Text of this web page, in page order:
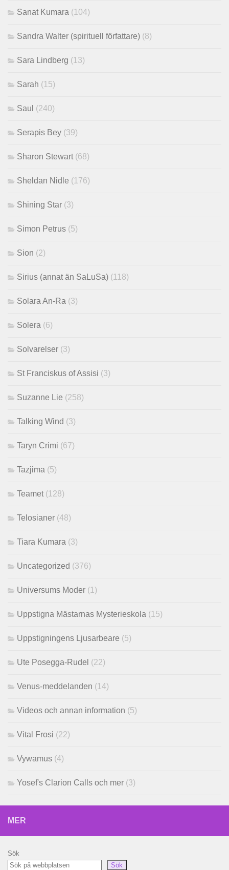
Sanat Kumara (104)
Sandra Walter (spirituell författare) (8)
Sara Lindberg (13)
Sarah (15)
Saul (240)
Serapis Bey (39)
Sharon Stewart (68)
Sheldan Nidle (176)
Shining Star (3)
Simon Petrus (5)
Sion (2)
Sirius (annat än SaLuSa) (118)
Solara An-Ra (3)
Solera (6)
Solvarelser (3)
St Franciskus of Assisi (3)
Suzanne Lie (258)
Talking Wind (3)
Taryn Crimi (67)
Tazjima (5)
Teamet (128)
Telosianer (48)
Tiara Kumara (3)
Uncategorized (376)
Universums Moder (1)
Uppstigna Mästarnas Mysterieskola (15)
Uppstigningens Ljusarbeare (5)
Ute Posegga-Rudel (22)
Venus-meddelanden (14)
Videos och annan information (5)
Vital Frosi (22)
Vywamus (4)
Yosef's Clarion Calls och mer (3)
MER
Sök
Sök